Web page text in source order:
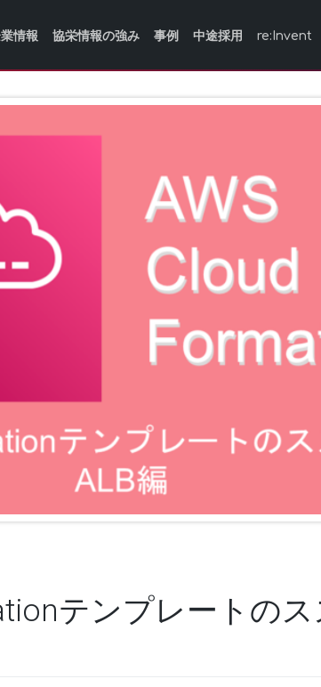
情報 協栄情報の強み 事例 中途採用 re:Invent
テンプレートのス